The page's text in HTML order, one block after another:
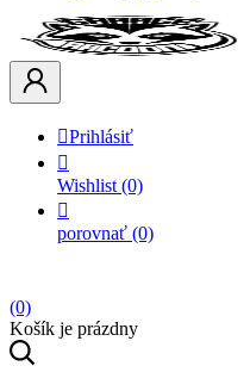
Prihlásiť

Wishlist (0)

porovnať (0)
(0)
Košík je prázdny